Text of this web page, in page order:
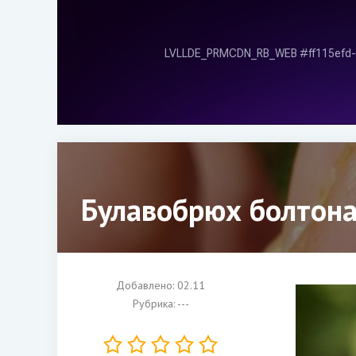
Булавобрюх
Добавлено: 02.11
Рубрика: ---